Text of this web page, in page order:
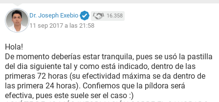
Dr. Joseph Exebio 16.358
11 sep 2017 a las 21:58
Hola!
De momento deberías estar tranquila, pues se usó la pastilla
del dia siguiente tal y como está indicado, dentro de las
primeras 72 horas (su efectividad máxima se da dentro de
las primera 24 horas). Confiemos que la píldora será
efectiva, pues este suele ser el caso :)